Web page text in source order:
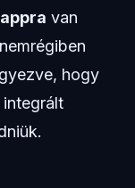
van
hogy